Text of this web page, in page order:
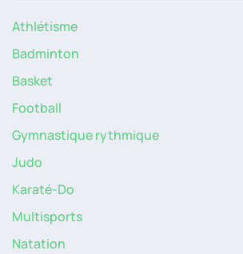
Athlétisme
Badminton
Basket
Football
Gymnastique rythmique
Judo
Karaté-Do
Multisports
Natation